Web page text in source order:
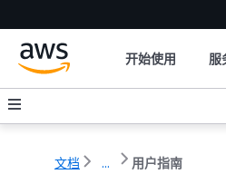
开始使用 服
文档 ... 用户指南